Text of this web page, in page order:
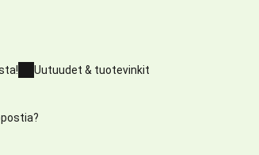
Uutuudet & tuotevinkit